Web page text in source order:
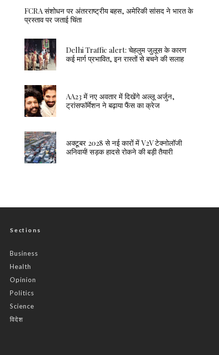
FCRA संशोधन पर अंतरराष्ट्रीय बहस, अमेरिकी सांसद ने भारत के
प्रस्ताव पर जताई चिंता
Delhi Traffic alert: चेहलुम जुलूस के कारण
कई मार्ग प्रभावित, इन रास्तों से बचने की सलाह
AA23 में नए अवतार में दिखेंगे अल्लू अर्जुन,
ट्रांसफॉर्मेशन ने बढ़ाया फैंस का क्रेज
अक्टूबर 2028 से नई कारों में V2V टेक्नोलॉजी
अनिवार्य! सड़क हादसे रोकने की बड़ी तैयारी
Sections
Business
Health
Opinion
Politics
Science
विदेश